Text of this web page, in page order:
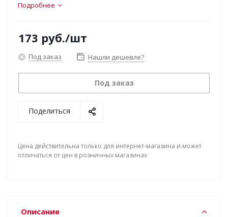
Подробнее
173 руб./шт
Под заказ Нашли дешевле?
Под заказ
Поделиться
Цена действительна только для интернет-магазина и может
отличаться от цен в розничных магазинах
Описание